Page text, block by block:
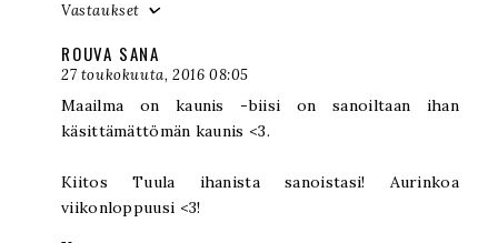
Vastaukset
ROUVA SANA
27 toukokuuta, 2016 08:05
Maailma on kaunis -biisi on sanoiltaan ihan
käsittämättömän kaunis <3.
Kiitos Tuula ihanista sanoistasi! Aurinkoa
viikonloppuusi <3!